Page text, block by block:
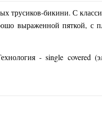
трусиков-бикини. С
выраженной пяткой, с
- single covered